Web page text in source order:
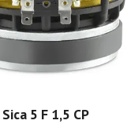
Sica 5 F 1,5 CP